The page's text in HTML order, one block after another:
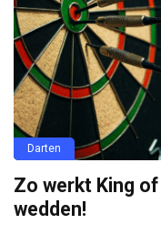
Darten
Zo werkt King
wedden!